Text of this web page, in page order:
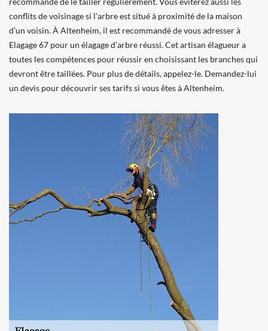
conflits de voisinage si l’arbre est situé à proximité de la maison
d’un voisin. À Altenheim, il est recommandé de vous adresser à
Elagage 67 pour un élagage d’arbre réussi. Cet artisan élagueur a
toutes les compétences pour réussir en choisissant les branches qui
devront être taillées. Pour plus de détails, appelez-le. Demandez-lui
un devis pour découvrir ses tarifs si vous êtes à Altenheim.